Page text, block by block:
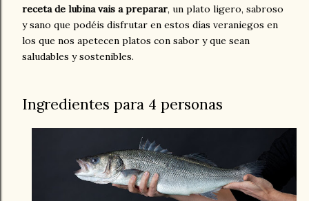
receta de lubina vais a preparar, un plato ligero, sabroso
y sano que podéis disfrutar en estos días veraniegos en
los que nos apetecen platos con sabor y que sean
saludables y sostenibles.
Ingredientes para 4 personas